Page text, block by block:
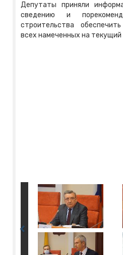
Депутаты приняли
сведению и
строительства
всех намеченных на текущий